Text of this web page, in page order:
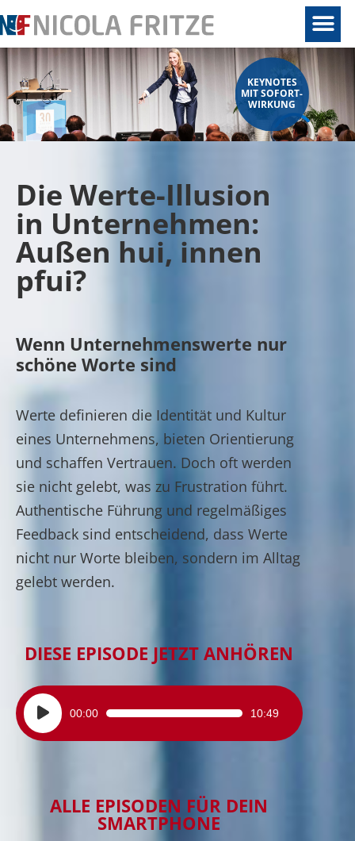
KEYNOTES
MIT SOFORT-
WIRKUNG
Die Werte-Illusion
in Unternehmen:
Außen hui, innen
pfui?
Wenn Unternehmenswerte nur
schöne Worte sind
Werte definieren die Identität und Kultur
eines Unternehmens, bieten Orientierung
und schaffen Vertrauen. Doch oft werden
sie nicht gelebt, was zu Frustration führt.
Authentische Führung und regelmäßiges
Feedback sind entscheidend, dass Werte
nicht nur Worte bleiben, sondern im Alltag
gelebt werden.
DIESE EPISODE JETZT ANHÖREN
Audio-
Player
00:00 10:49
ALLE EPISODEN FÜR DEIN
SMARTPHONE